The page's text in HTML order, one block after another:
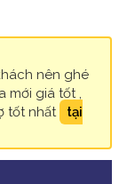
nên ghé
mới giá tốt ,
tốt nhất
tại